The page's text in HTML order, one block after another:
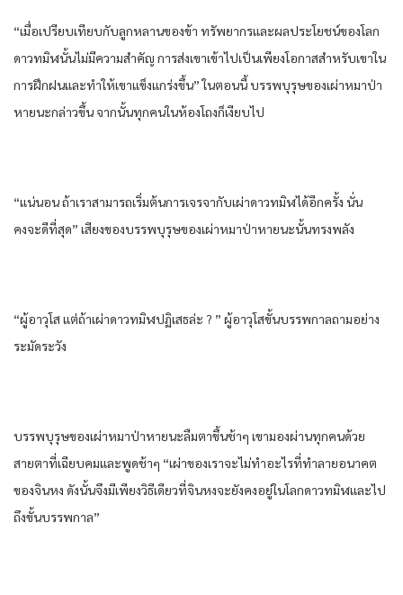
“เมื่อ​เปรียบเทียบ​กับ​ลูกหลาน​ของ​ข้า​ ทรัพยากร​และ​ผลประโยชน์​ของ​โลก​
ดาว​ทมิฬ​นั้น​ไม่มีความสำคัญ​ การ​ส่งเขา​เข้าไป​เป็น​เพียง​โอกาส​สำหรับ​เขา​ใน​
การฝึกฝน​และ​ทำให้​เขา​แข็งแกร่ง​ขึ้น​” ใน​ตอนนี้​ บรรพบุรุษ​ของ​เผ่า​หมาป่า​
หายนะ​กล่าว​ขึ้น​ จากนั้น​ทุก​คนใน​ห้องโถง​ก็​เงียบ​ไป
“แน่นอน​ ถ้าเรา​สามารถ​เริ่มต้น​การ​เจรจา​กับ​เผ่า​ดาว​ทมิฬ​ได้​อีกครั้ง​ นั่น​
คงจะ​ดี​ที่สุด​” เสียง​ของ​บรรพบุรุษ​ของ​เผ่า​หมาป่า​หายนะ​นั้น​ทรงพลัง​
“ผู้อาวุโส​ แต่​ถ้าเผ่า​ดาว​ทมิฬ​ปฏิเสธล่ะ​ ? ” ผู้อาวุโส​ขั้น​บรรพกาล​ถามอย่าง​
ระมัดระวัง​
บรรพบุรุษ​ของ​เผ่า​หมาป่า​หายนะ​ลืมตา​ขึ้น​ช้าๆ เขา​มองผ่าน​ทุกคน​ด้วย​
สายตา​ที่​เฉียบคม​และ​พูด​ช้าๆ “เผ่า​ของ​เรา​จะไม่ทำ​อะไร​ที่​ทำลาย​อนาคต​
ของ​จิน​หง​ ดังนั้น​จึงมีเพียง​วิธี​เดียว​ที่​จิน​หง​จะยัง​คงอยู่​ใน​โลก​ดาว​ทมิฬ​และ​ไป
ถึงขั้น​บรรพกาล​”